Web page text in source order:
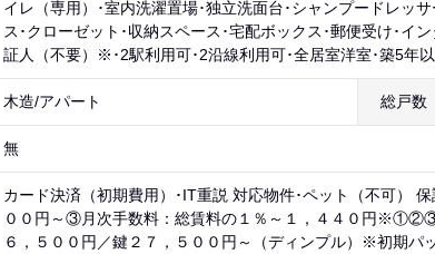
イレ（専用）･室内洗濯置場･独立洗面台･シャンプードレッ
ス･クローゼット･収納スペース･宅配ボックス･郵便受け･イ
証人（不要）※･2駅利用可･2沿線利用可･全居室洋室･築5年
木造/アパート 総戸数
無
カード決済（初期費用）･IT重説 対応物件･ペット（不可
００円～③月次手数料：総賃料の１％～１，４４０円※①②③
６，５００円／鍵２７，５００円～（ディンプル）※初期パ